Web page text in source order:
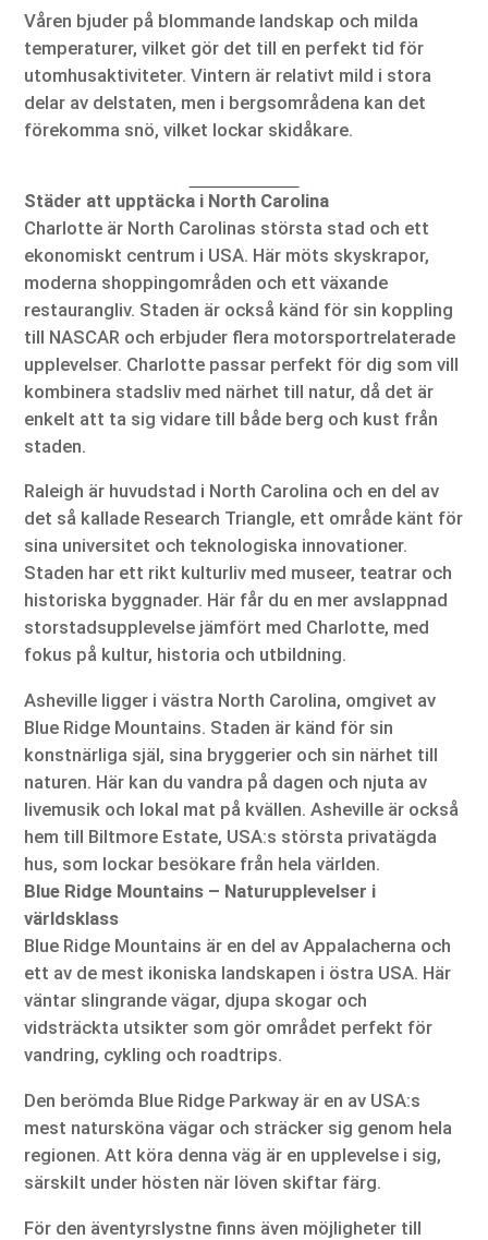
Våren bjuder på blommande landskap och milda
temperaturer, vilket gör det till en perfekt tid för
utomhusaktiviteter. Vintern är relativt mild i stora
delar av delstaten, men i bergsområdena kan det
förekomma snö, vilket lockar skidåkare.
Städer att upptäcka i North Carolina
Charlotte är North Carolinas största stad och ett
ekonomiskt centrum i USA. Här möts skyskrapor,
moderna shoppingområden och ett växande
restaurangliv. Staden är också känd för sin koppling
till NASCAR och erbjuder flera motorsportrelaterade
upplevelser. Charlotte passar perfekt för dig som vill
kombinera stadsliv med närhet till natur, då det är
enkelt att ta sig vidare till både berg och kust från
staden.
Raleigh är huvudstad i North Carolina och en del av
det så kallade Research Triangle, ett område känt för
sina universitet och teknologiska innovationer.
Staden har ett rikt kulturliv med museer, teatrar och
historiska byggnader. Här får du en mer avslappnad
storstadsupplevelse jämfört med Charlotte, med
fokus på kultur, historia och utbildning.
Asheville ligger i västra North Carolina, omgivet av
Blue Ridge Mountains. Staden är känd för sin
konstnärliga själ, sina bryggerier och sin närhet till
naturen. Här kan du vandra på dagen och njuta av
livemusik och lokal mat på kvällen. Asheville är också
hem till Biltmore Estate, USA:s största privatägda
hus, som lockar besökare från hela världen.
Blue Ridge Mountains – Naturupplevelser i
världsklass
Blue Ridge Mountains är en del av Appalacherna och
ett av de mest ikoniska landskapen i östra USA. Här
väntar slingrande vägar, djupa skogar och
vidsträckta utsikter som gör området perfekt för
vandring, cykling och roadtrips.
Den berömda Blue Ridge Parkway är en av USA:s
mest natursköna vägar och sträcker sig genom hela
regionen. Att köra denna väg är en upplevelse i sig,
särskilt under hösten när löven skiftar färg.
För den äventyrslystne finns även möjligheter till